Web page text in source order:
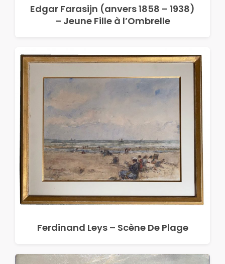
Edgar Farasijn (anvers 1858 – 1938)
– Jeune Fille à l’Ombrelle
Ferdinand Leys – Scène De Plage